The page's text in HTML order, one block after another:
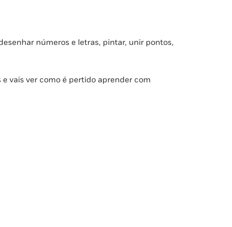
números e letras, pintar, unir pontos,
vais ver como é pertido aprender com